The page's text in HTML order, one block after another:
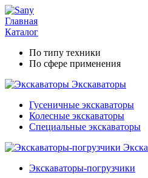
Главная
Каталог
По типу техники
По сфере применения
Экскаваторы
Гусеничные экскаваторы
Колесные экскаваторы
Специальные экскаваторы
Экскаваторы-погрузчики